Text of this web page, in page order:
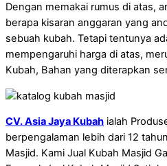
Dengan memakai rumus di atas,
berapa kisaran anggaran yang
sebuah kubah. Tetapi tentunya
mempengaruhi harga di atas,
Kubah, Bahan yang diterapkan
CV. Asia Jaya Kubah ialah
berpengalaman lebih dari 12
Masjid. Kami Jual Kubah Masjid